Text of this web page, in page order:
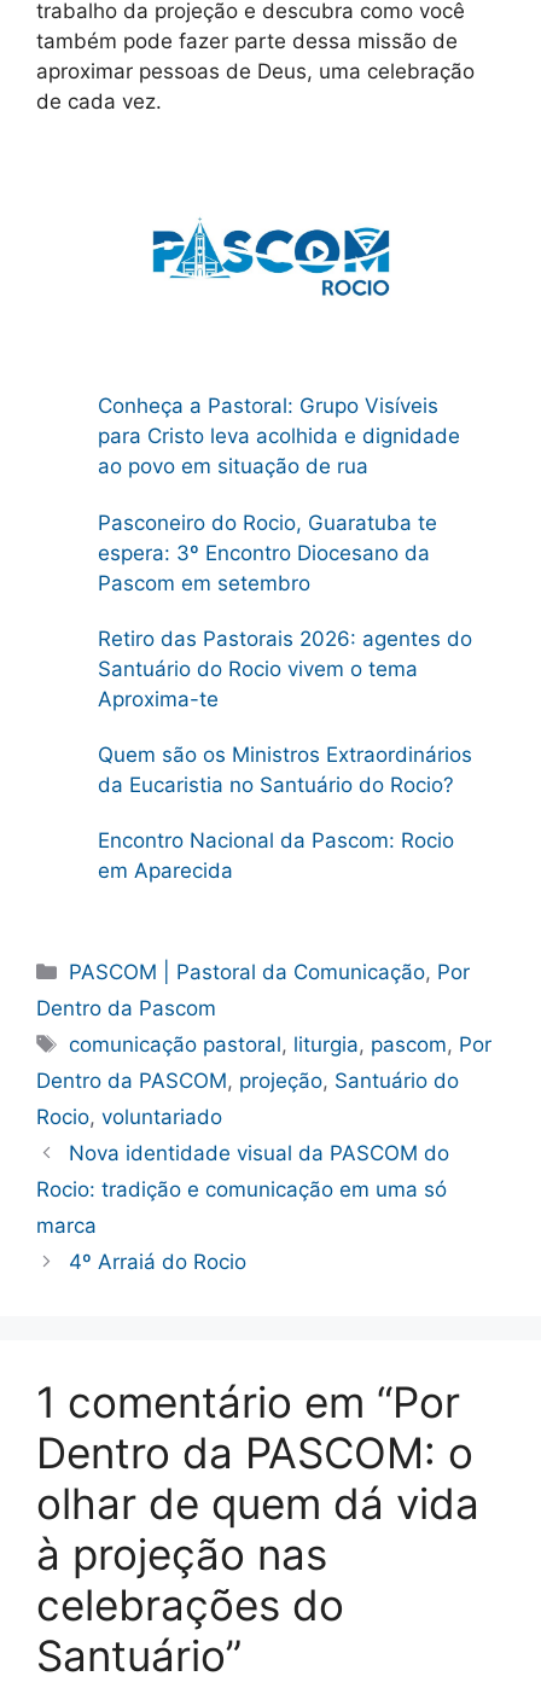
trabalho da projeção e descubra como você
também pode fazer parte dessa missão de
aproximar pessoas de Deus, uma celebração
de cada vez.
Conheça a Pastoral: Grupo Visíveis
para Cristo leva acolhida e dignidade
ao povo em situação de rua
Pasconeiro do Rocio, Guaratuba te
espera: 3º Encontro Diocesano da
Pascom em setembro
Retiro das Pastorais 2026: agentes do
Santuário do Rocio vivem o tema
Aproxima-te
Quem são os Ministros Extraordinários
da Eucaristia no Santuário do Rocio?
Encontro Nacional da Pascom: Rocio
em Aparecida
Categorias
PASCOM | Pastoral da Comunicação, Por
Dentro da Pascom
Tags
comunicação pastoral, liturgia, pascom, Por
Dentro da PASCOM, projeção, Santuário do
Rocio, voluntariado
Nova identidade visual da PASCOM do
Rocio: tradição e comunicação em uma só
marca
4º Arraiá do Rocio
1 comentário em “Por
Dentro da PASCOM: o
olhar de quem dá vida
à projeção nas
celebrações do
Santuário”